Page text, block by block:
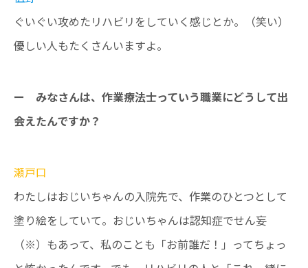
ぐいぐい攻めたリハビリをしていく感じとか。（笑い）
優しい人もたくさんいますよ。
ー みなさんは、作業療法士っていう職業にどうして出
会えたんですか？
瀬戸口
わたしはおじいちゃんの入院先で、作業のひとつとして
塗り絵をしていて。おじいちゃんは認知症でせん妄
（※）もあって、私のことも「お前誰だ！」ってちょっ